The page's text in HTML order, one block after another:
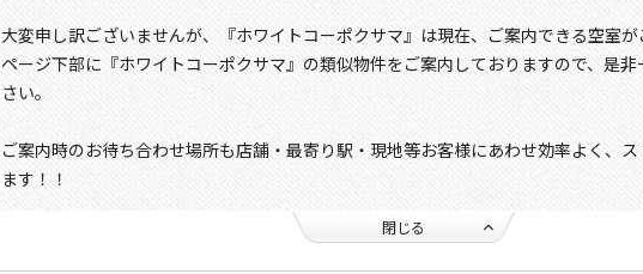
大変申し訳ございませんが、『ホワイトコーポクサマ』は現在、ご案内できる空室が
ページ下部に『ホワイトコーポクサマ』の類似物件をご案内しておりますので、是
さい。
ご案内時のお待ち合わせ場所も店舗・最寄り駅・現地等お客様にあわせ効率よく、
ます！！
閉じる